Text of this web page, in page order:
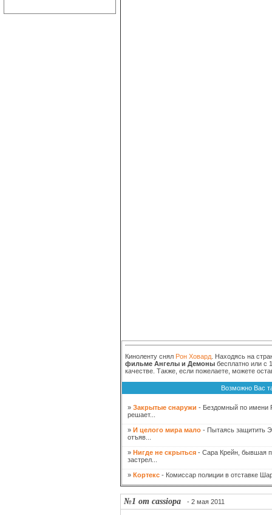
Киноленту снял Рон Ховард . Находясь на
фильме Ангелы и Демоны бесплатно или с
качестве. Также, если пожелаете, можете
Возможно Вас
» Закрытые снаружи - Бездомный по имени
решает...
» И целого мира мало - Пытаясь защитить
отъяв...
» Нигде не скрыться - Сара Крейн, бывшая
застрел...
» Кортекс - Комиссар полиции в отставке
№1 от cassiopa - 2 мая 2011